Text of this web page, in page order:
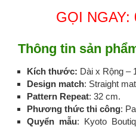
GỌI NGAY:
Thông tin sản
Kích thước: Dài x Rộng –
Design match: Straight
Pattern Repeat: 32 cm.
Phương thức thi công:
Quyển mẫu: Kyoto